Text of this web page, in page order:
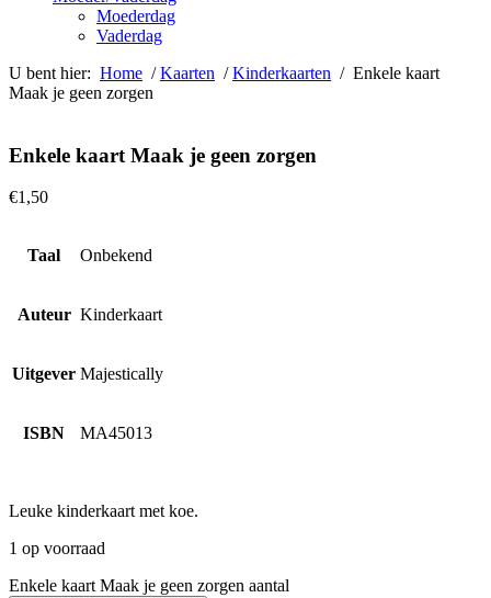
Moederdag
Vaderdag
U bent hier: Home /Kaarten /Kinderkaarten / Enkele kaart
Maak je geen zorgen
Enkele kaart Maak je geen zorgen
€1,50
Taal Onbekend
Auteur Kinderkaart
Uitgever Majestically
ISBN MA45013
Leuke kinderkaart met koe.
1 op voorraad
Enkele kaart Maak je geen zorgen aantal